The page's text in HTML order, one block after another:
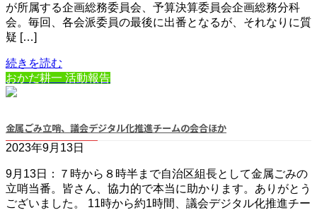
が所属する企画総務委員会、予算決算委員会企画総務分科
会。毎回、各会派委員の最後に出番となるが、それなりに質
疑 […]
続きを読む
おかだ耕一 活動報告
金属ごみ立哨、議会デジタル化推進チームの会合ほか
2023年9月13日
9月13日：７時から８時半まで自治区組長として金属ごみの
立哨当番。皆さん、協力的で本当に助かります。ありがとう
ございました。 11時から約1時間、議会デジタル化推進チー